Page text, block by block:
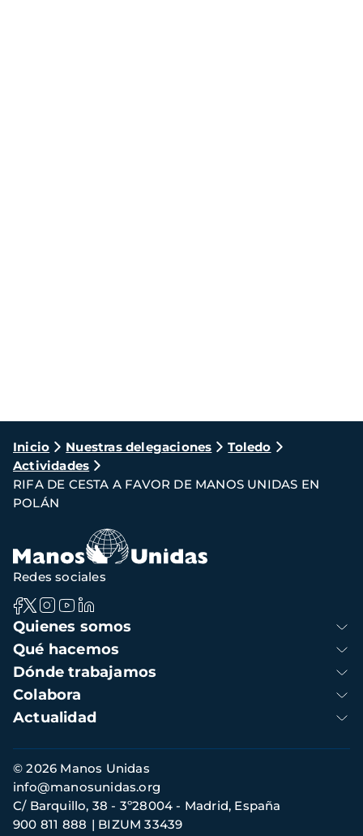
Ruta
de
navegación
Inicio Nuestras delegaciones
Toledo
Actividades
RIFA DE CESTA A FAVOR DE MANOS UNIDAS EN
POLÁN
Navegación
principal
Quienes somos
Qué hacemos
Dónde trabajamos
Colabora
Actualidad
Redes sociales
Información
de
contacto
© 2026 Manos Unidas
C/ Barquillo, 38 - 3º28004 - Madrid, España
900 811 888
BIZUM 33439
info@manosunidas.org